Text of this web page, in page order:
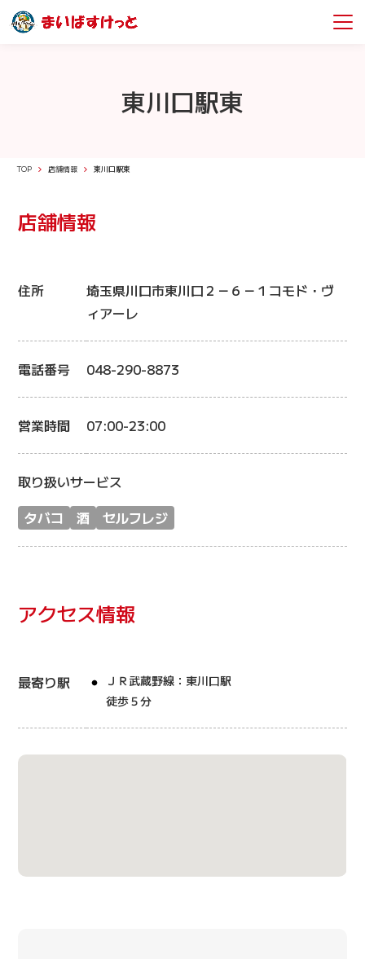
東川口駅東
TOP 店舗情報 東川口駅東
店舗情報
住所
埼玉県川口市東川口２－６－１コモド・ヴ
ィアーレ
電話番号 048-290-8873
営業時間 07:00-23:00
取り扱いサービス
タバコ
酒 セルフレジ
アクセス情報
最寄り駅
ＪＲ武蔵野線：東川口駅
徒歩５分